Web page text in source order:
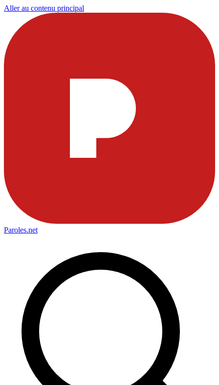
Aller au contenu principal
Paroles.net